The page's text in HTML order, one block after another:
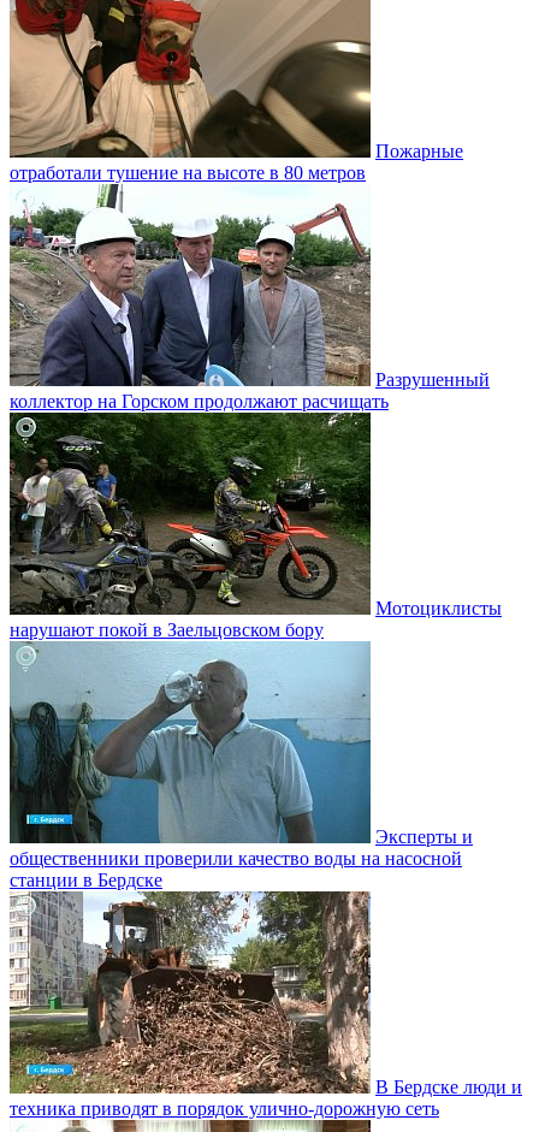
Пожарные
отработали тушение на высоте в 80 метров
Разрушенный
коллектор на Горском продолжают расчищать
Мотоциклисты
нарушают покой в Заельцовском бору
Эксперты и
общественники проверили качество воды на насосной
станции в Бердске
В Бердске люди и
техника приводят в порядок улично‑дорожную сеть